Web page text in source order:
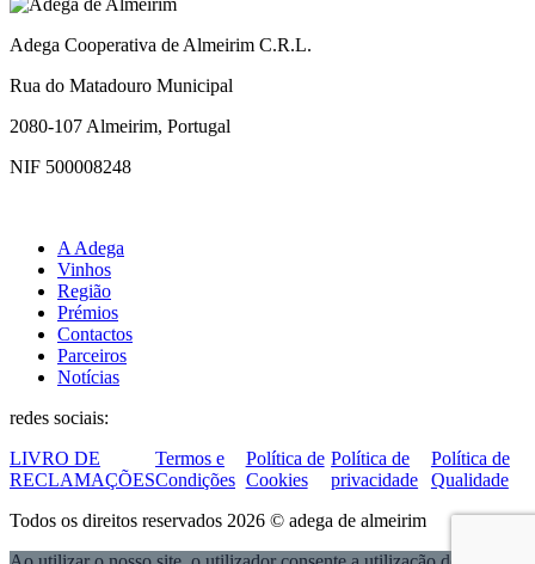
Adega Cooperativa de Almeirim C.R.L.
Rua do Matadouro Municipal
2080-107 Almeirim, Portugal
NIF 500008248
A Adega
Vinhos
Região
Prémios
Contactos
Parceiros
Notícias
redes sociais:
LIVRO DE
RECLAMAÇÕES
Termos e
Condições
Política de
Cookies
Política de
privacidade
Política de
Qualidade
Todos os direitos reservados 2026 © adega de almeirim